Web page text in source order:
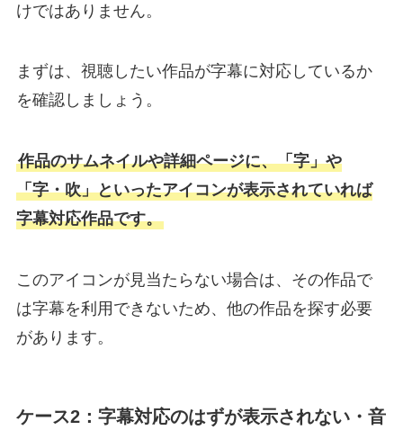
けではありません。
まずは、視聴したい作品が字幕に対応しているか
を確認しましょう。
作品のサムネイルや詳細ページに、「字」や
「字・吹」といったアイコンが表示されていれば
字幕対応作品です。
このアイコンが見当たらない場合は、その作品で
は字幕を利用できないため、他の作品を探す必要
があります。
ケース2：字幕対応のはずが表示されない・音